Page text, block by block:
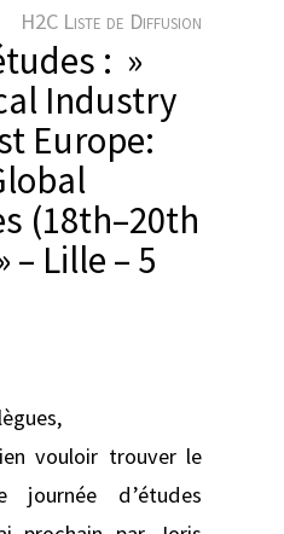
H2C Liste de Diffusion
: »
Industry
Europe:
(18th–20th
– Lille – 5
vouloir trouver le
journée d’études